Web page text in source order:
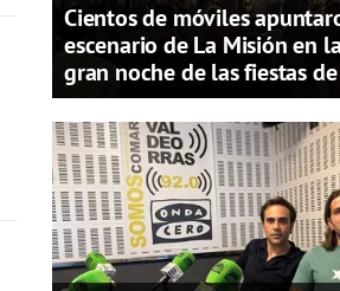
Cientos de móviles
escenario de La Misión en
gran noche de las fiestas de